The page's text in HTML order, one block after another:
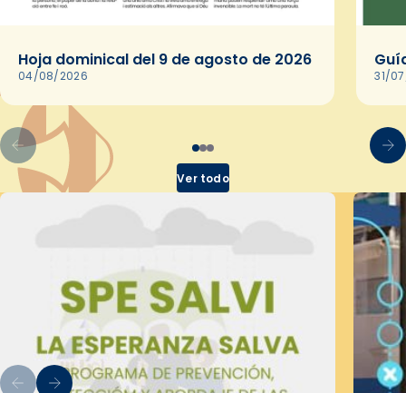
Hoja dominical del 9 de agosto de 2026
04/08/2026 31/
Ver todo